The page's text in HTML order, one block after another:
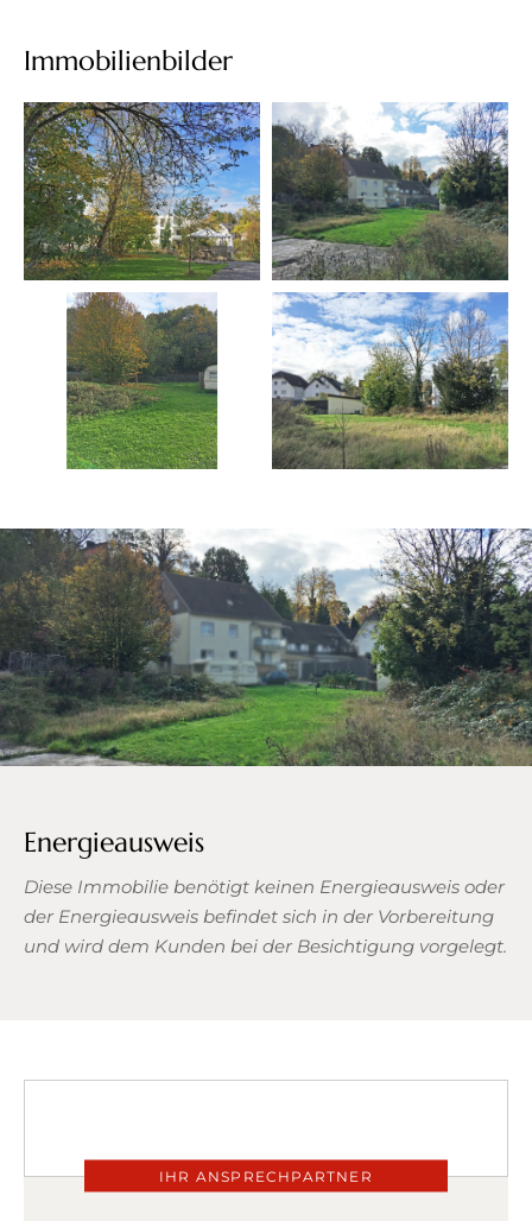
Immobilienbilder
Energieausweis
Diese Immobilie benötigt keinen Energieausweis oder
der Energieausweis befindet sich in der Vorbereitung
und wird dem Kunden bei der Besichtigung vorgelegt.
IHR ANSPRECHPARTNER